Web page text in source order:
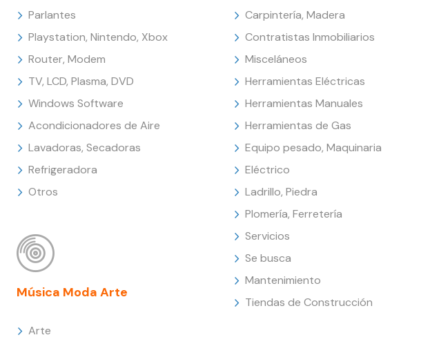
Parlantes
Playstation, Nintendo, Xbox
Router, Modem
TV, LCD, Plasma, DVD
Windows Software
Acondicionadores de Aire
Lavadoras, Secadoras
Refrigeradora
Otros
Música Moda Arte
Arte
Carpintería, Madera
Contratistas Inmobiliarios
Misceláneos
Herramientas Eléctricas
Herramientas Manuales
Herramientas de Gas
Equipo pesado, Maquinaria
Eléctrico
Ladrillo, Piedra
Plomería, Ferretería
Servicios
Se busca
Mantenimiento
Tiendas de Construcción